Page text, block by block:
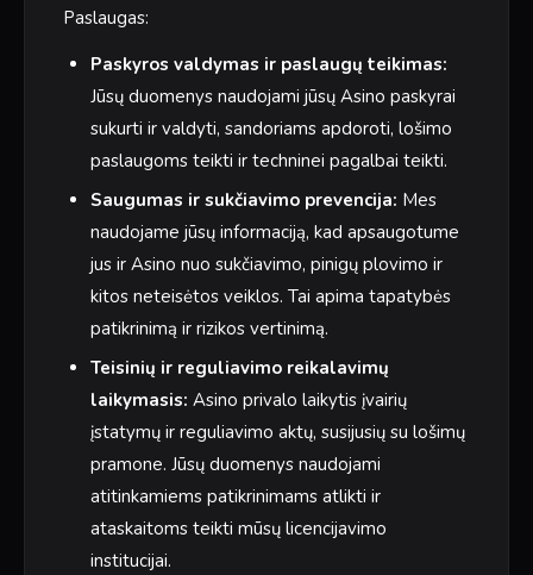
Paslaugas:
Paskyros valdymas ir paslaugų teikimas:
Jūsų duomenys naudojami jūsų Asino paskyrai
sukurti ir valdyti, sandoriams apdoroti, lošimo
paslaugoms teikti ir techninei pagalbai teikti.
Saugumas ir sukčiavimo prevencija: Mes
naudojame jūsų informaciją, kad apsaugotume
jus ir Asino nuo sukčiavimo, pinigų plovimo ir
kitos neteisėtos veiklos. Tai apima tapatybės
patikrinimą ir rizikos vertinimą.
Teisinių ir reguliavimo reikalavimų
laikymasis: Asino privalo laikytis įvairių
įstatymų ir reguliavimo aktų, susijusių su lošimų
pramone. Jūsų duomenys naudojami
atitinkamiems patikrinimams atlikti ir
ataskaitoms teikti mūsų licencijavimo
institucijai.